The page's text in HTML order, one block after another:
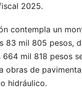
2025.
contempla un
83 mil 805 pesos,
664 mil 818 pesos
obras de
hidráulico.